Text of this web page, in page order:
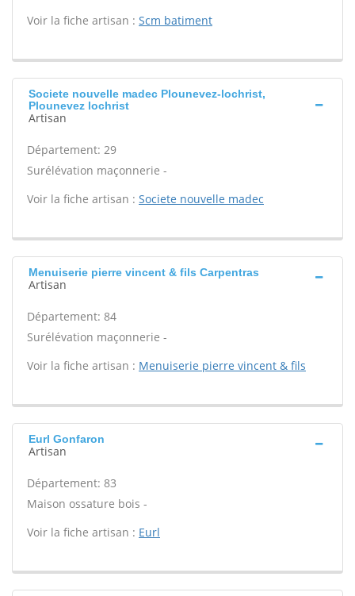
Voir la fiche artisan : Scm batiment
Societe nouvelle madec Plounevez-lochrist,
Plounevez lochrist
Artisan
Département: 29
Surélévation maçonnerie -
Voir la fiche artisan : Societe nouvelle madec
Menuiserie pierre vincent & fils Carpentras
Artisan
Département: 84
Surélévation maçonnerie -
Voir la fiche artisan : Menuiserie pierre vincent & fils
Eurl Gonfaron
Artisan
Département: 83
Maison ossature bois -
Voir la fiche artisan : Eurl